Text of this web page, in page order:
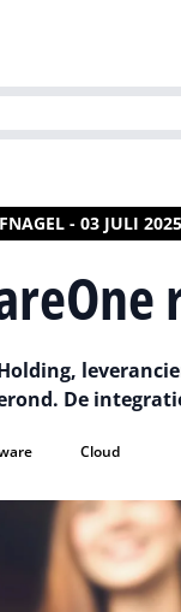
- 03 JULI 2025
De
Cloud